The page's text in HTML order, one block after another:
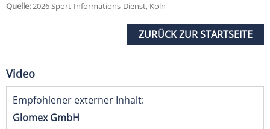
Quelle:2026 Sport-Informations-Dienst, Köln
ZURÜCK ZUR STARTSEITE
Video
Empfohlener externer Inhalt:
Glomex GmbH